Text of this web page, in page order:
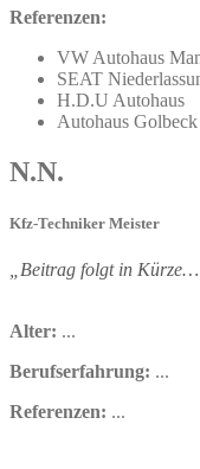
Referenzen:
VW Autohaus
SEAT
H.D.U Autohaus
Autohaus Golbeck
N.N.
Kfz-Techniker Meister
„Beitrag folgt in
Alter: ...
Berufserfahrung: ...
Referenzen: ...